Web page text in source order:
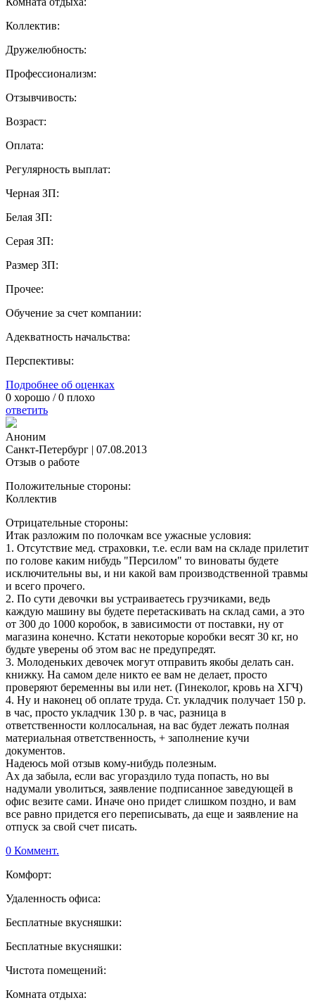
Коллектив:
Дружелюбность:
Профессионализм:
Отзывчивость:
Возраст:
Оплата:
Регулярность выплат:
Черная ЗП:
Белая ЗП:
Серая ЗП:
Размер ЗП:
Прочее:
Обучение за счет компании:
Адекватность начальства:
Перспективы:
Подробнее об оценках
0 хорошо /0 плохо
ответить
Аноним
Санкт-Петербург | 07.08.2013
Отзыв о работе
Положительные стороны:
Коллектив
Отрицательные стороны:
Итак разложим по полочкам все ужасные условия:
1. Отсутствие мед. страховки, т.е. если вам на складе прилетит
по голове каким нибудь "Персилом" то виноваты будете
исключительны вы, и ни какой вам производственной травмы
и всего прочего.
2. По сути девочки вы устраиваетесь грузчиками, ведь
каждую машину вы будете перетаскивать на склад сами, а это
от 300 до 1000 коробок, в зависимости от поставки, ну от
магазина конечно. Кстати некоторые коробки весят 30 кг, но
будьте уверены об этом вас не предупредят.
3. Молоденьких девочек могут отправить якобы делать сан.
книжку. На самом деле никто ее вам не делает, просто
проверяют беременны вы или нет. (Гинеколог, кровь на ХГЧ)
4. Ну и наконец об оплате труда. Ст. укладчик получает 150 р.
в час, просто укладчик 130 р. в час, разница в
ответственности коллосальная, на вас будет лежать полная
материальная ответственность, + заполнение кучи
документов.
Надеюсь мой отзыв кому-нибудь полезным.
Ах да забыла, если вас угораздило туда попасть, но вы
надумали уволиться, заявление подписанное заведующей в
офис везите сами. Иначе оно придет слишком поздно, и вам
все равно придется его переписывать, да еще и заявление на
отпуск за свой счет писать.
0 Коммент.
Комфорт:
Удаленность офиса:
Бесплатные вкусняшки:
Бесплатные вкусняшки:
Чистота помещений:
Комната отдыха: